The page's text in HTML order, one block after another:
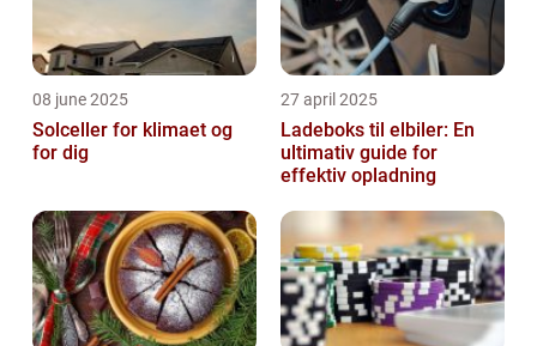
08 june 2025
Solceller for klimaet og
for dig
27 april 2025
Ladeboks til elbiler: En
ultimativ guide for
effektiv opladning